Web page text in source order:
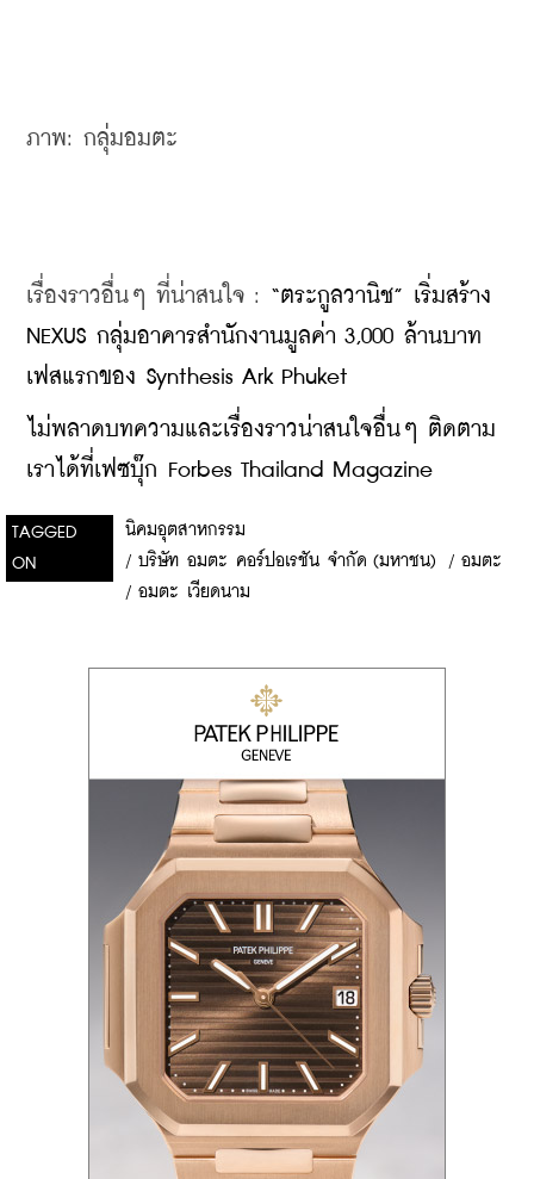
ภาพ: กลุ่มอมตะ
เรื่องราวอื่นๆ ที่น่าสนใจ : “ตระกูลวานิช” เริ่มสร้าง
NEXUS กลุ่มอาคารสำนักงานมูลค่า 3,000 ล้านบาท
เฟสแรกของ Synthesis Ark Phuket
ไม่พลาดบทความและเรื่องราวน่าสนใจอื่นๆ ติดตาม
เราได้ที่เฟซบุ๊ก Forbes Thailand Magazine
TAGGED
ON
นิคมอุตสาหกรรม
/ บริษัท อมตะ คอร์ปอเรชัน จำกัด (มหาชน) / อมตะ
/ อมตะ เวียดนาม